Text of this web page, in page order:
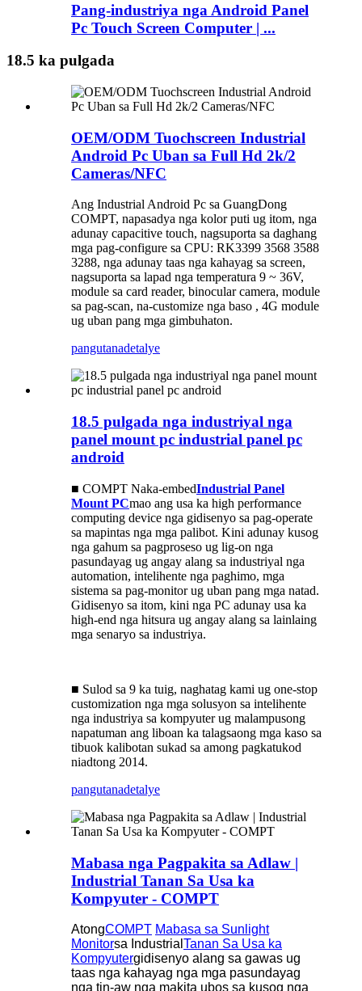
Pang-industriya nga Android Panel
Pc Touch Screen Computer | ...
18.5 ka pulgada
OEM/ODM Tuochscreen Industrial
Android Pc Uban sa Full Hd 2k/2
Cameras/NFC
Ang Industrial Android Pc sa GuangDong
COMPT, napasadya nga kolor puti ug itom, nga
adunay capacitive touch, nagsuporta sa daghang
mga pag-configure sa CPU: RK3399 3568 3588
3288, nga adunay taas nga kahayag sa screen,
nagsuporta sa lapad nga temperatura 9 ~ 36V,
module sa card reader, binocular camera, module
sa pag-scan, na-customize nga baso , 4G module
ug uban pang mga gimbuhaton.
pangutanadetalye
18.5 pulgada nga industriyal nga
panel mount pc industrial panel pc
android
■ COMPT Naka-embedIndustrial Panel
Mount PCmao ang usa ka high performance
computing device nga gidisenyo sa pag-operate
sa mapintas nga mga palibot. Kini adunay kusog
nga gahum sa pagproseso ug lig-on nga
pasundayag ug angay alang sa industriyal nga
automation, intelihente nga paghimo, mga
sistema sa pag-monitor ug uban pang mga natad.
Gidisenyo sa itom, kini nga PC adunay usa ka
high-end nga hitsura ug angay alang sa lainlaing
mga senaryo sa industriya.
■ Sulod sa 9 ka tuig, naghatag kami ug one-stop
customization nga mga solusyon sa intelihente
nga industriya sa kompyuter ug malampusong
napatuman ang liboan ka talagsaong mga kaso sa
tibuok kalibotan sukad sa among pagkatukod
niadtong 2014.
pangutanadetalye
Mabasa nga Pagpakita sa Adlaw |
Industrial Tanan Sa Usa ka
Kompyuter - COMPT
AtongCOMPT Mabasa sa Sunlight
Monitorsa Industrial Tanan Sa Usa ka
Kompyutergidisenyo alang sa gawas ug
taas nga kahayag nga mga pasundayag
nga tin-aw nga makita ubos sa kusog nga